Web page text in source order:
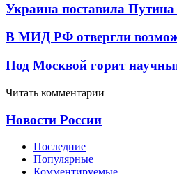
Украина поставила
В МИД РФ отвергли
Под Москвой горит
Читать комментарии
Новости России
Последние
Популярные